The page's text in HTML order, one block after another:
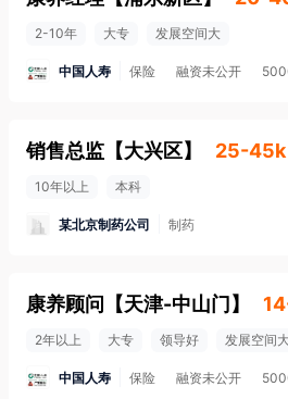
2-10年 大专 发展空间大
中国人寿 保险 融资未公开
销售总监 【大兴区】 25-45k
10年以上 本科
某北京制药公司 制药
康养顾问 【天津-中山门 】
2年以上 大专 领导好 发展空间
中国人寿 保险 融资未公开